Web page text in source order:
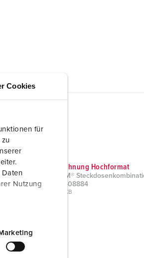
Cookies
für
zu
Daten
Nutzung
Maßzeichnung Hochformat
EverGUM®
Typ A 7408884
PNG, 33 KB